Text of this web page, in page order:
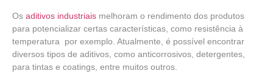
Os aditivos industriais melhoram o rendimento dos produtos
para potencializar certas características, como resistência à
temperatura por exemplo. Atualmente, é possível encontrar
diversos tipos de aditivos, como anticorrosivos, detergentes,
para tintas e coatings, entre muitos outros.